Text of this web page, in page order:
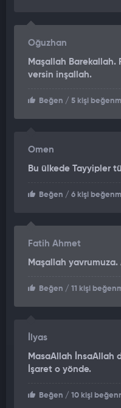
Oğuzhan
Maşallah Barekallah.
versin inşallah.
Beğen / 5 kişi
Omen
Bu ülkede Tayyipler
Beğen / 6 kişi
Fatih Ahmet
Maşallah
Beğen / 11 kişi
İlyas
MasaAllah İnsaAllah
İşaret o yönde.
Beğen / 10 kişi